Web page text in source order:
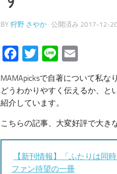
BY 狩野 さやか · 公開済み 2017-12-20
Facebook
Twitter
Line
MAMApicksで自著について私な
どうわかりやすく伝えるか、と
紹介しています。
こちらの記事、大変好評で大き
【新刊情報】「ふたりは同
ファン待望の一冊